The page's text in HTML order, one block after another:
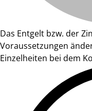
Das Entgelt bzw. der
Voraussetzungen
Einzelheiten bei dem